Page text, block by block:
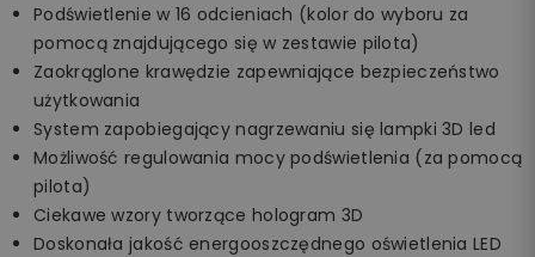
Podświetlenie w 16 odcieniach (kolor do wyboru za
pomocą znajdującego się w zestawie pilota)
Zaokrąglone krawędzie zapewniające bezpieczeństwo
użytkowania
System zapobiegający nagrzewaniu się lampki 3D led
Możliwość regulowania mocy podświetlenia (za pomocą
pilota)
Ciekawe wzory tworzące hologram 3D
Doskonała jakość energooszczędnego oświetlenia LED